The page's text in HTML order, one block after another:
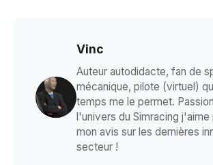
Vinc
Auteur autodidacte, fan de
mécanique, pilote (virtuel)
temps me le permet.
l'univers du Simracing j'aime
mon avis sur les dernières
secteur !